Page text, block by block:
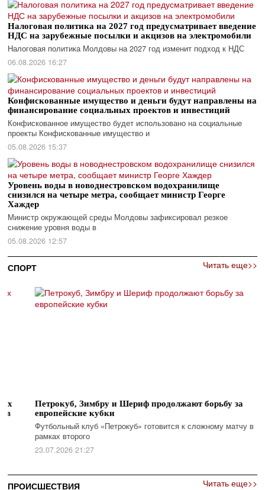
Налоговая политика на 2027 год предусматривает введение
НДС на зарубежные посылки и акцизов на электромобили
Налоговая политика Молдовы на 2027 год изменит подход к НДС
06.08.2026 16:27
Конфискованные имущество и деньги будут направлены на
финансирование социальных проектов и инвестиций
Конфискованное имущество будет использовано на социальные
проекты Конфискованные имущество и
05.08.2026 15:37
Уровень воды в новоднестровском водохранилище
снизился на четыре метра, сообщает министр Георге
Хаждер
Министр окружающей среды Молдовы зафиксировал резкое
снижение уровня воды в
05.08.2026 12:57
СПОРТ Читать еще>>
Петрокуб, Зимбру и Шериф продолжают борьбу за
европейские кубки
Футбольный клуб «Петрокуб» готовится к сложному матчу в
рамках второго
23.07.2026 21:27
ПРОИСШЕСТВИЯ Читать еще>>